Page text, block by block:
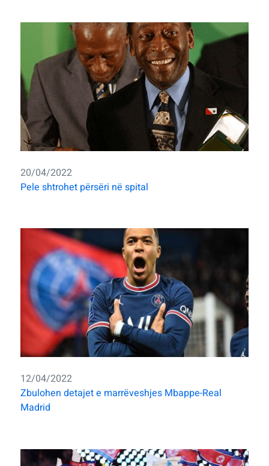
20/04/2022
Pele shtrohet përsëri në spital
12/04/2022
Zbulohen detajet e marrëveshjes Mbappe-Real
Madrid